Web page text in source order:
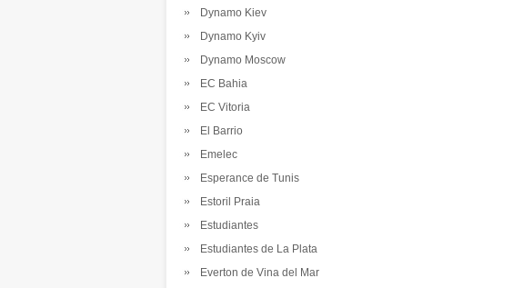
Dynamo Kiev
Dynamo Kyiv
Dynamo Moscow
EC Bahia
EC Vitoria
El Barrio
Emelec
Esperance de Tunis
Estoril Praia
Estudiantes
Estudiantes de La Plata
Everton de Vina del Mar